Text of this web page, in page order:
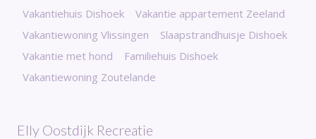
Vakantiehuis Dishoek
Vakantie appartement Zeeland
Vakantiewoning Vlissingen
Slaapstrandhuisje Dishoek
Vakantie met hond
Familiehuis Dishoek
Vakantiewoning Zoutelande
Elly Oostdijk Recreatie